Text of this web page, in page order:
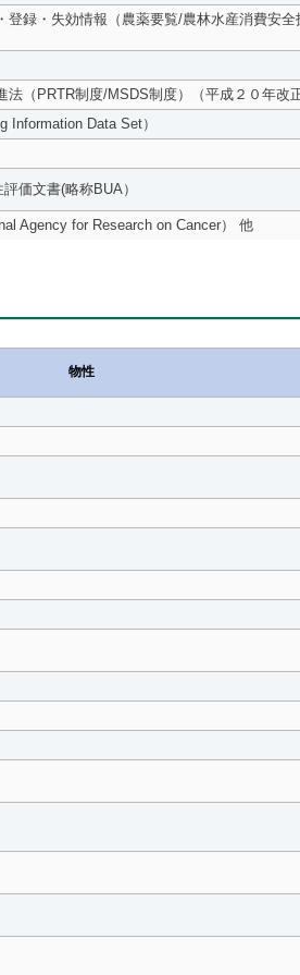
登録・失効情報（農薬要覧/農林水産消費安
（PRTR制度/MSDS制度）（平成２０年改正
Information Data Set）
価文書(略称BUA）
Agency for Research on Cancer） 他
物性